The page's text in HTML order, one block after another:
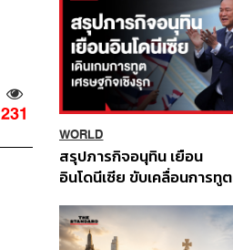
231
WORLD
สรุปภารกิจอนุทิน เยือน
อินโดนีเซีย ขับเคลื่อนการทูต
ส่วนยุทธศาสตร์ไทย –
อินโดนีเซีย